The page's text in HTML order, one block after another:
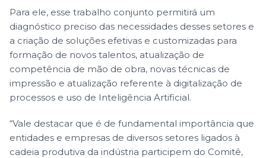
Para ele, esse trabalho conjunto permitirá um
diagnóstico preciso das necessidades desses setores e
a criação de soluções efetivas e customizadas para
formação de novos talentos, atualização de
competência de mão de obra, novas técnicas de
impressão e atualização referente à digitalização de
processos e uso de Inteligência Artificial.
“Vale destacar que é de fundamental importância que
entidades e empresas de diversos setores ligados à
cadeia produtiva da indústria participem do Comitê,